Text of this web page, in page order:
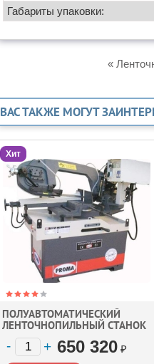
Габариты упаковки:
«
ВАС ТАКЖЕ МОГУТ
Хит
ПОЛУАВТОМАТИЧЕСКИЙ
ЛЕНТОЧНОПИЛЬНЫЙ СТАНОК
PROMA PPS-270HPA
(27027000)650 320 ₽